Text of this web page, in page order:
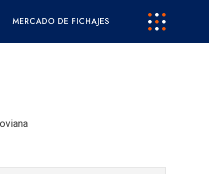
MERCADO DE FICHAJES